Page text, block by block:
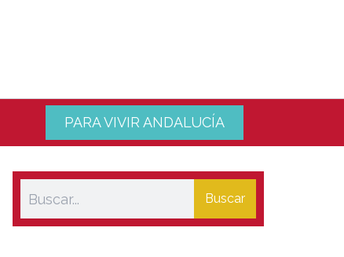
PARA VIVIR ANDALUCÍA
Buscar